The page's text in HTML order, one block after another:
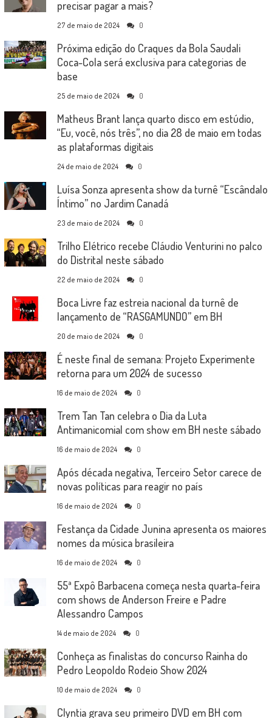
precisar pagar a mais?
27 de maio de 2024 0
Próxima edição do Craques da Bola Saudali
Coca-Cola será exclusiva para categorias de
base
25 de maio de 2024 0
Matheus Brant lança quarto disco em estúdio,
“Eu, você, nós três”, no dia 28 de maio em todas
as plataformas digitais
24 de maio de 2024 0
Luísa Sonza apresenta show da turnê “Escândalo
Íntimo” no Jardim Canadá
23 de maio de 2024 0
Trilho Elétrico recebe Cláudio Venturini no palco
do Distrital neste sábado
22 de maio de 2024 0
Boca Livre faz estreia nacional da turnê de
lançamento de “RASGAMUNDO” em BH
20 de maio de 2024 0
É neste final de semana: Projeto Experimente
retorna para um 2024 de sucesso
16 de maio de 2024 0
Trem Tan Tan celebra o Dia da Luta
Antimanicomial com show em BH neste sábado
16 de maio de 2024 0
Após década negativa, Terceiro Setor carece de
novas políticas para reagir no país
16 de maio de 2024 0
Festança da Cidade Junina apresenta os maiores
nomes da música brasileira
16 de maio de 2024 0
55ª Expô Barbacena começa nesta quarta-feira
com shows de Anderson Freire e Padre
Alessandro Campos
14 de maio de 2024 0
Conheça as finalistas do concurso Rainha do
Pedro Leopoldo Rodeio Show 2024
10 de maio de 2024 0
Clyntia grava seu primeiro DVD em BH com